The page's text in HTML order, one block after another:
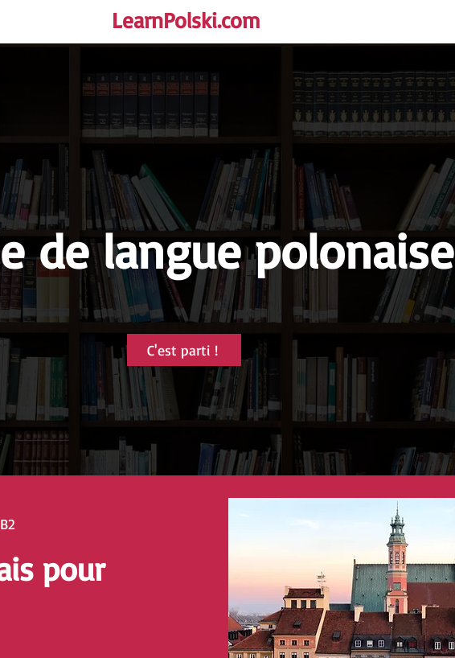
LearnPolski.com
de langue polonaise
C'est parti !
pour